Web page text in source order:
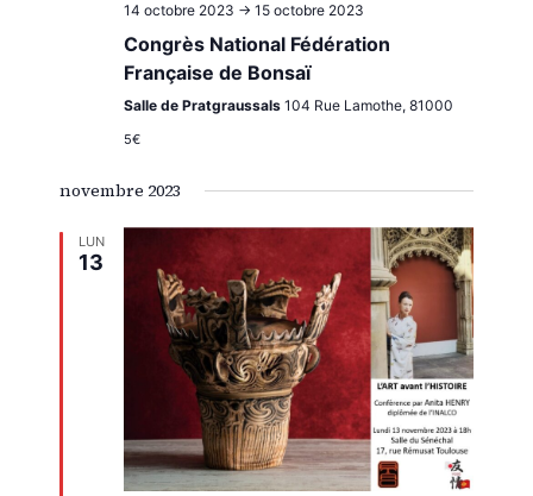
14 octobre 2023 -> 15 octobre 2023
Congrès National Fédération
Française de Bonsaï
Salle de Pratgraussals 104 Rue Lamothe, 81000
5€
novembre 2023
LUN
13